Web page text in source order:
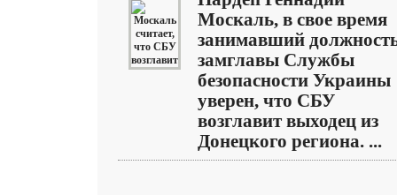
Москаль, в свое время
занимавший
замглавы Службы
безопасности Украины
уверен, что СБУ
возглавит выходец из
Донецкого региона. ...